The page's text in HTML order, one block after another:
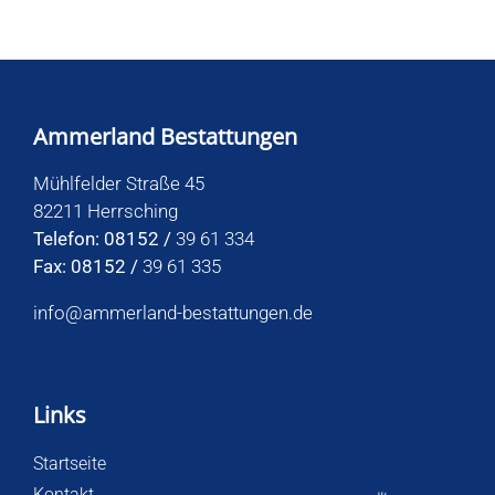
Ammerland Bestattungen
Mühlfelder Straße 45
82211 Herrsching
Telefon: 08152 / 39 61 334
Fax: 08152 / 39 61 335
info@ammerland-bestattungen.de
Links
Startseite